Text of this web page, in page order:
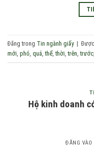
Đăng trong Tin ngành giấy |
mới phó quá ,thế,thời ,trên ,trước
Hộ kinh doanh
ĐĂNG VÀO